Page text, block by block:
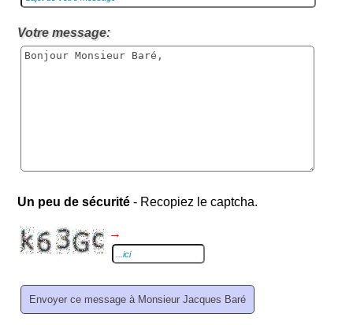
Votre message:
Un peu de sécurité - Recopiez le captcha.
→